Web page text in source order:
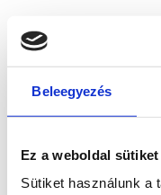
Beleegyezés
Ez a weboldal
Sütiket használunk a